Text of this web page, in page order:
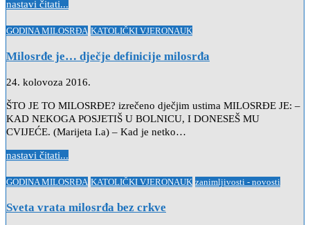
nastavi čitati...
Posted
GODINA MILOSRĐA KATOLIČKI VJERONAUK
Milosrđe je… dječje definicije milosrđa
24. kolovoza 2016.
ŠTO JE TO MILOSRĐE? izrečeno dječjim ustima MILOSRĐE JE: –
KAD NEKOGA POSJETIŠ U BOLNICU, I DONESEŠ MU
CVIJEĆE. (Marijeta I.a) – Kad je netko…
nastavi čitati...
Posted
GODINA MILOSRĐA KATOLIČKI VJERONAUK zanimljivosti - novosti
Sveta vrata milosrđa bez crkve